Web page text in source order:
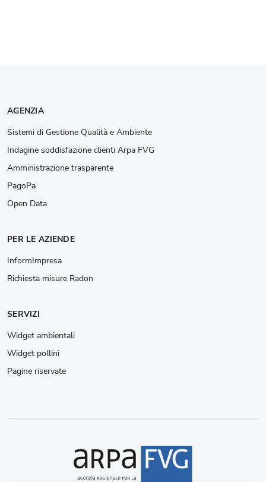
AGENZIA
Sistemi di Gestione Qualità e Ambiente
Indagine soddisfazione clienti Arpa FVG
Amministrazione trasparente
PagoPa
Open Data
PER LE AZIENDE
InformImpresa
Richiesta misure Radon
SERVIZI
Widget ambientali
Widget pollini
Pagine riservate